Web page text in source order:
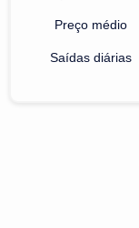
Preço médio
Saídas diárias